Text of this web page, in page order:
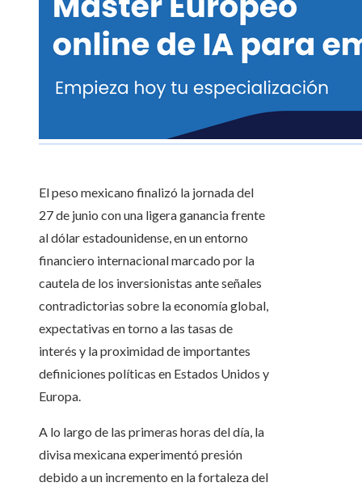
El peso mexicano finalizó la jornada del
27 de junio con una ligera ganancia frente
al dólar estadounidense, en un entorno
financiero internacional marcado por la
cautela de los inversionistas ante señales
contradictorias sobre la economía global,
expectativas en torno a las tasas de
interés y la proximidad de importantes
definiciones políticas en Estados Unidos y
Europa.
A lo largo de las primeras horas del día, la
divisa mexicana experimentó presión
debido a un incremento en la fortaleza del